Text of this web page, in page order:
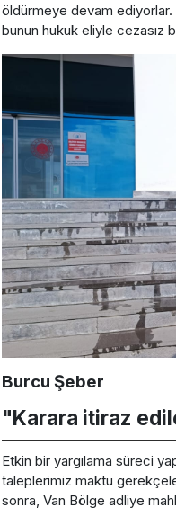
öldürmeye devam
bunun hukuk eliyle cezasız
Burcu Şeber
"Karara itiraz
Etkin bir yargılama süreci
taleplerimiz maktu
sonra, Van Bölge adliye